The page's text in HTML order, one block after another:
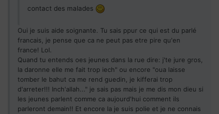
contact des malades
Oui je suis aide soignante. Tu sais ppur ce qui est du parlé
francais, je pense que ca ne peut pas etre pire qu'en
france! Lol.
Quand tu entends oes jeunes dans la rue dire: j'te jure gros,
la daronne elle me fait trop iech" ou encore "oua laisse
tomber le bahut ca me rend guedin, je kifferai trop
d'arreter!!! Inch'allah..." je sais pas mais je me dis mon dieu si
les jeunes parlent comme ca aujourd'hui comment ils
parleront demain!! Et encore la je suis polie et je ne connais